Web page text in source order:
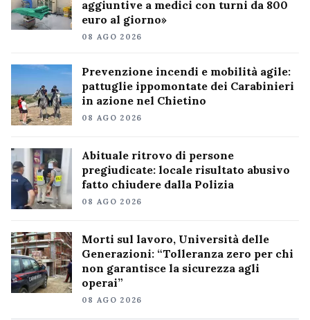
aggiuntive a medici con turni da 800
euro al giorno»
08 AGO 2026
Prevenzione incendi e mobilità agile:
pattuglie ippomontate dei Carabinieri
in azione nel Chietino
08 AGO 2026
Abituale ritrovo di persone
pregiudicate: locale risultato abusivo
fatto chiudere dalla Polizia
08 AGO 2026
Morti sul lavoro, Università delle
Generazioni: “Tolleranza zero per chi
non garantisce la sicurezza agli
operai”
08 AGO 2026